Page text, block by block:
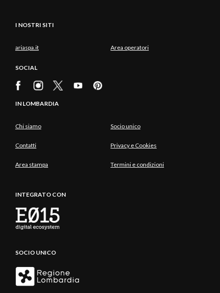
I NOSTRI SITI
ariaspa.it Area operatori
SOCIAL
IN LOMBARDIA
Chi siamo Socio unico
Contatti Privacy e Cookies
Area stampa Termini e condizioni
INTEGRATO CON
SOCIO UNICO